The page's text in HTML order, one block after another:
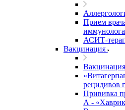
Прием
иммунолога
АСИТ-
Вакцинация
Вакцинация
рецидивов
Прививка
А -